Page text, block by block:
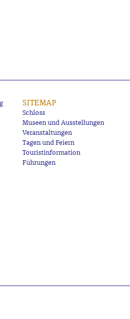
SITEMAP
Schloss
Museen und Ausstellungen
Veranstaltungen
Tagen und Feiern
Touristinformation
Führungen